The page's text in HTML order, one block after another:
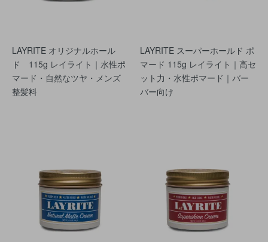
LAYRITE オリジナルホール
ド 115g レイライト｜水性ポ
マード・自然なツヤ・メンズ
整髪料
LAYRITE スーパーホールド ポ
マード 115g レイライト｜高セ
ット力・水性ポマード｜バー
バー向け